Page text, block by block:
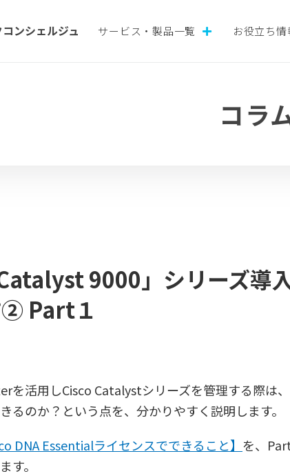
コンシェルジュ サービス・製品一覧 お役立ち情
コラ
Catalyst 9000」シリーズ導
Part１
を活用しCisco Catalystシリーズを管理する際は
るのか？という点を、分かりやすく説明します。
DNA Essentialライセンスでできること】 を、
す。